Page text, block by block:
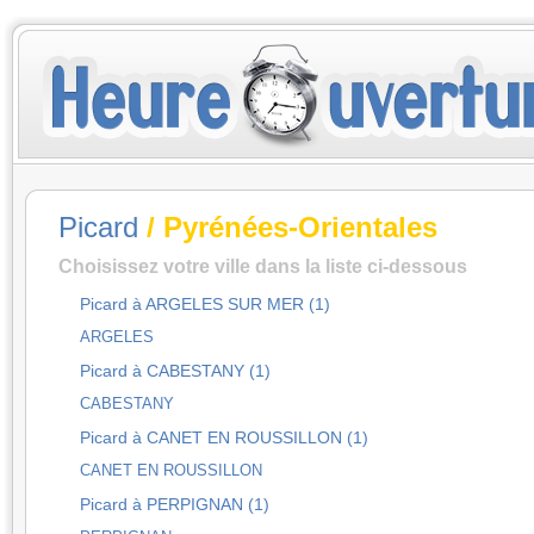
Picard / Pyrénées-Orientales
Choisissez votre ville dans la liste ci-dessous
Picard à ARGELES SUR MER (1)
ARGELES
Picard à CABESTANY (1)
CABESTANY
Picard à CANET EN ROUSSILLON (1)
CANET EN ROUSSILLON
Picard à PERPIGNAN (1)